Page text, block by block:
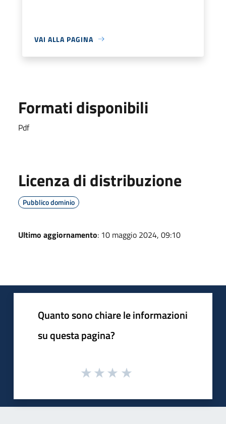
VAI ALLA PAGINA
Formati disponibili
Pdf
Licenza di distribuzione
Pubblico dominio
Ultimo aggiornamento: 10 maggio 2024, 09:10
Quanto sono chiare le informazioni
su questa pagina?